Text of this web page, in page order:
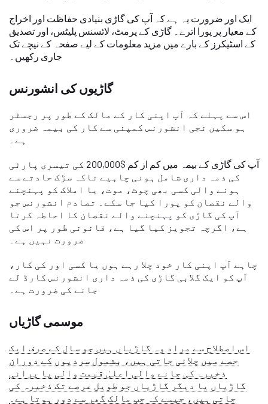
ایک اور ضرورت یہ ہے کہ آپ کی گاڑی بنیادی حفاظت اور اخراج
کے معیار پر پورا اترے۔ گاڑی کے پرمٹ، لائسنس پلیٹس، اور تصدیق
کے اسٹیکرز کے بارے میں مزید معلومات کے لیے صفحہ کے نیچے تک
جاری رکھیں۔
گاڑیوں کی انشورنس
اس سے پہلے کہ آپ اپنی کار کے مالک کے طور پر رجسٹر
ہو سکیں نجی انشورنس کمپنی سے کار کی بیمہ ضروری
ہے۔
آپ کی گاڑی کے بیمہ میں کم از کم $200,000 کی تیسری پارٹی
کی ذمہ داری شامل ہونی چاہیے تاکہ سڑک حادثے سے
ہونے والی کسی بھی چوٹ، موت، یا املاک کو پہنچنے
والے نقصان کو پورا کیا جا سکے۔ تصادم انشورنس جو
آپ کی گاڑی کو پہنچنے والے نقصان کا احاطہ کرتا
ہے، اگرچہ تجویز کیا گیا ہے، قانونی طور پر اس کی
ضرورت نہیں ہے۔
چاہے آپ اپنی کار خود چلا رہے ہوں یا کسی اور کی کار،
آپ کو ایک گلابی گاڑی کی ذمہ داری انشورنس کارڈ لے
جانے کی ضرورت ہے۔
موسمی گاڑیاں
اس اصطلاح سے مراد وہ گاڑیاں ہیں جو سال کے صرف ایک
حصے میں چلائی جاتی ہیں، بشمول سردیوں کے دوران
ذخیرہ کی جانے والی اعلیٰ قیمت والی یا پرانی
گاڑیاں یا دیگر گاڑیاں جو طویل عرصے تک ذخیرہ کی
جاتی ہیں، جیسے کہ جب مالک گھر سے دور ہوتا ہے۔